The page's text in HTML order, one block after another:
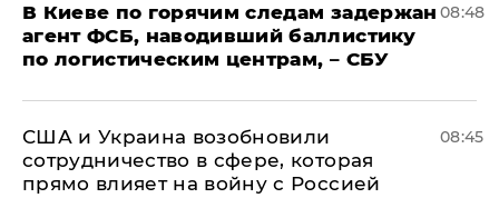
В Киеве по горячим следам задержан
агент ФСБ, наводивший баллистику
по логистическим центрам, – СБУ
08:48
США и Украина возобновили
сотрудничество в сфере, которая
прямо влияет на войну с Россией
08:45